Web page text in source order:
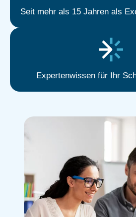
Seit mehr als 15 Jahren als
Expertenwissen für Ihr